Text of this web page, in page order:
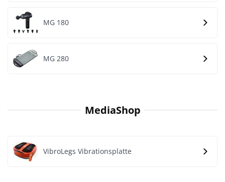
MG 180
MG 280
MediaShop
VibroLegs Vibrationsplatte